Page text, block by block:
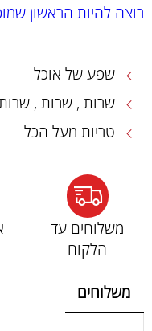
רוצה להיות הראשון
שפע של אוכל
שרות , שרות ,
טריות מעל הכל
משלוחים עד
הלקוח
משלוחים